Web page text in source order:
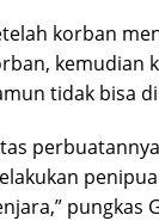
korban
kemudian
tidak bisa
pungkas